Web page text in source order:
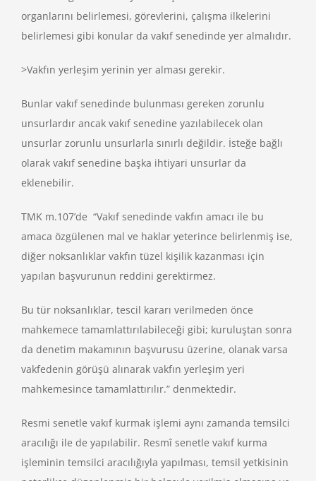
organlarını belirlemesi, görevlerini, çalışma ilkelerini
belirlemesi gibi konular da vakıf senedinde yer almalıdır.
>Vakfın yerleşim yerinin yer alması gerekir.
Bunlar vakıf senedinde bulunması gereken zorunlu
unsurlardır ancak vakıf senedine yazılabilecek olan
unsurlar zorunlu unsurlarla sınırlı değildir. İsteğe bağlı
olarak vakıf senedine başka ihtiyari unsurlar da
eklenebilir.
TMK m.107’de “Vakıf senedinde vakfın amacı ile bu
amaca özgülenen mal ve haklar yeterince belirlenmiş ise,
diğer noksanlıklar vakfın tüzel kişilik kazanması için
yapılan başvurunun reddini gerektirmez.
Bu tür noksanlıklar, tescil kararı verilmeden önce
mahkemece tamamlattırılabileceği gibi; kuruluştan sonra
da denetim makamının başvurusu üzerine, olanak varsa
vakfedenin görüşü alınarak vakfın yerleşim yeri
mahkemesince tamamlattırılır.” denmektedir.
Resmi senetle vakıf kurmak işlemi aynı zamanda temsilci
aracılığı ile de yapılabilir. Resmî senetle vakıf kurma
işleminin temsilci aracılığıyla yapılması, temsil yetkisinin